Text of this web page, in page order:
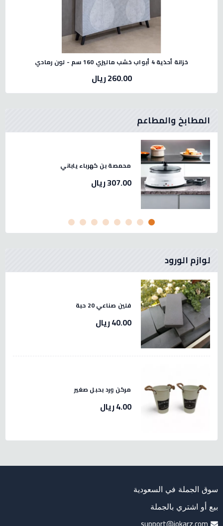
خزانة أحذية 4 أبواب خشب ماليزي 160 سم - لون رمادي
260.00 ريال
المطابخ والمطاعم
محمصة بن كهرباء ياباني
307.00 ريال
لوازم الورود
فلين صناعي 20 حبة
40.00 ريال
مركن ورد بحبل صغير
4.00 ريال
سوق الجملة في السعودية
بيع أو اشتري بالجملة